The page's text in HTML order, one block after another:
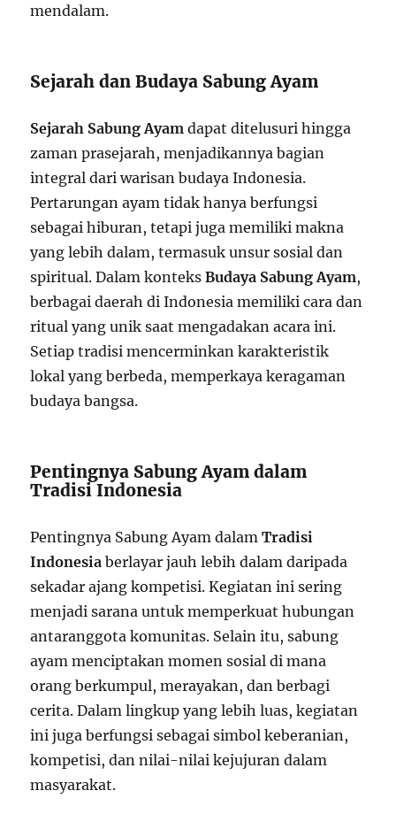
mendalam.
Sejarah dan Budaya Sabung Ayam
Sejarah Sabung Ayam dapat ditelusuri hingga
zaman prasejarah, menjadikannya bagian
integral dari warisan budaya Indonesia.
Pertarungan ayam tidak hanya berfungsi
sebagai hiburan, tetapi juga memiliki makna
yang lebih dalam, termasuk unsur sosial dan
spiritual. Dalam konteksBudaya Sabung Ayam,
berbagai daerah di Indonesia memiliki cara dan
ritual yang unik saat mengadakan acara ini.
Setiap tradisi mencerminkan karakteristik
lokal yang berbeda, memperkaya keragaman
budaya bangsa.
Pentingnya Sabung Ayam dalam
Tradisi Indonesia
Pentingnya Sabung Ayam dalamTradisi
Indonesia berlayar jauh lebih dalam daripada
sekadar ajang kompetisi. Kegiatan ini sering
menjadi sarana untuk memperkuat hubungan
antaranggota komunitas. Selain itu, sabung
ayam menciptakan momen sosial di mana
orang berkumpul, merayakan, dan berbagi
cerita. Dalam lingkup yang lebih luas, kegiatan
ini juga berfungsi sebagai simbol keberanian,
kompetisi, dan nilai-nilai kejujuran dalam
masyarakat.